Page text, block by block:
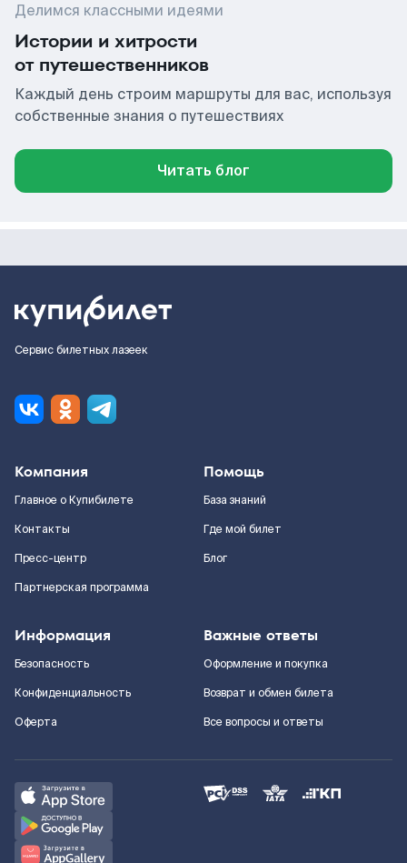
Делимся классными идеями
Истории и хитрости
от путешественников
Каждый день строим маршруты для вас, используя
собственные знания о путешествиях
Читать блог
Сервис билетных лазеек
Компания
Главное о Купибилете
Контакты
Пресс-центр
Партнерская программа
Помощь
База знаний
Где мой билет
Блог
Информация
Безопасность
Конфиденциальность
Оферта
Важные ответы
Оформление и покупка
Возврат и обмен билета
Все вопросы и ответы